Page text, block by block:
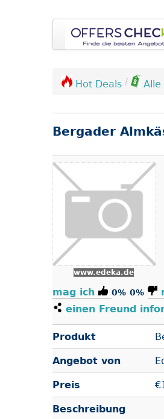
Hot Deals / Alle
Bergader
www.edeka.de
mag ich 0% 0%
einen Freund
Produkt
Angebot von
Preis €
Beschreibung